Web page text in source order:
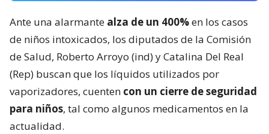
Ante una alarmante alza de un 400%en los casos
de niños intoxicados, los diputados de la Comisión
de Salud, Roberto Arroyo (ind) y Catalina Del Real
(Rep) buscan que los líquidos utilizados por
vaporizadores, cuenten con un cierre de seguridad
para niños, tal como algunos medicamentos en la
actualidad.